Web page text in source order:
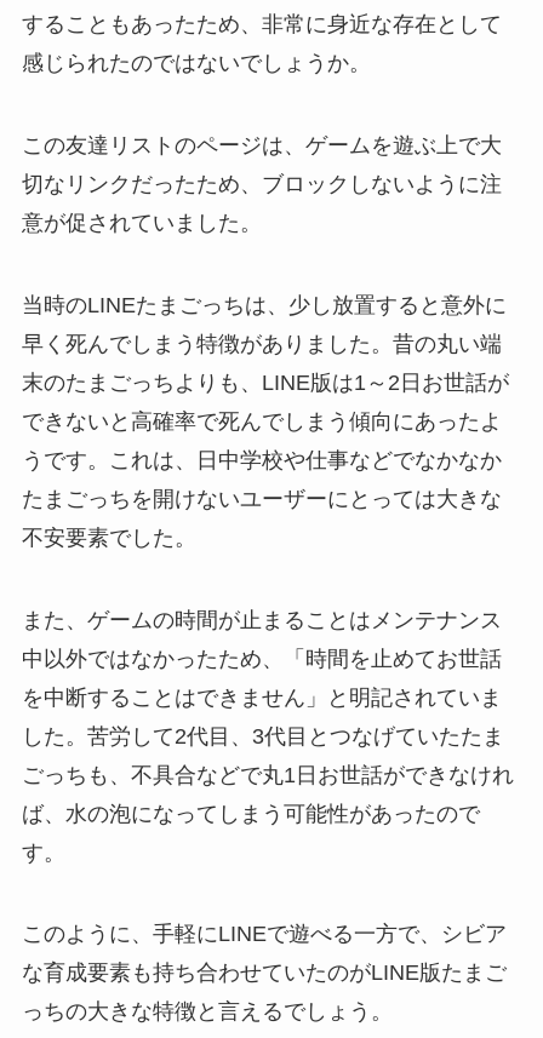
することもあったため、非常に身近な存在として
感じられたのではないでしょうか。
この友達リストのページは、ゲームを遊ぶ上で大
切なリンクだったため、ブロックしないように注
意が促されていました。
当時のLINEたまごっちは、少し放置すると意外に
早く死んでしまう特徴がありました。昔の丸い端
末のたまごっちよりも、LINE版は1～2日お世話が
できないと高確率で死んでしまう傾向にあったよ
うです。これは、日中学校や仕事などでなかなか
たまごっちを開けないユーザーにとっては大きな
不安要素でした。
また、ゲームの時間が止まることはメンテナンス
中以外ではなかったため、「時間を止めてお世話
を中断することはできません」と明記されていま
した。苦労して2代目、3代目とつなげていたたま
ごっちも、不具合などで丸1日お世話ができなけれ
ば、水の泡になってしまう可能性があったので
す。
このように、手軽にLINEで遊べる一方で、シビア
な育成要素も持ち合わせていたのがLINE版たまご
っちの大きな特徴と言えるでしょう。